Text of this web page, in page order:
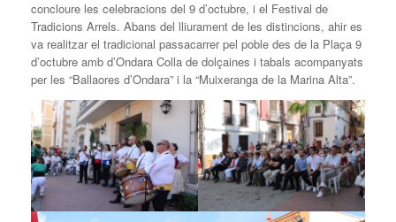
concloure les celebracions del 9 d’octubre, i el Festival de
Tradicions Arrels. Abans del lliurament de les distincions, ahir es
va realitzar el tradicional passacarrer pel poble des de la Plaça 9
d’octubre amb d’Ondara Colla de dolçaines i tabals acompanyats
per les “Ballaores d’Ondara” i la “Muixeranga de la Marina Alta”.